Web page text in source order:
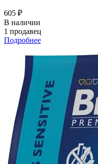
605 ₽
В наличии
1 продавец
Подробнее